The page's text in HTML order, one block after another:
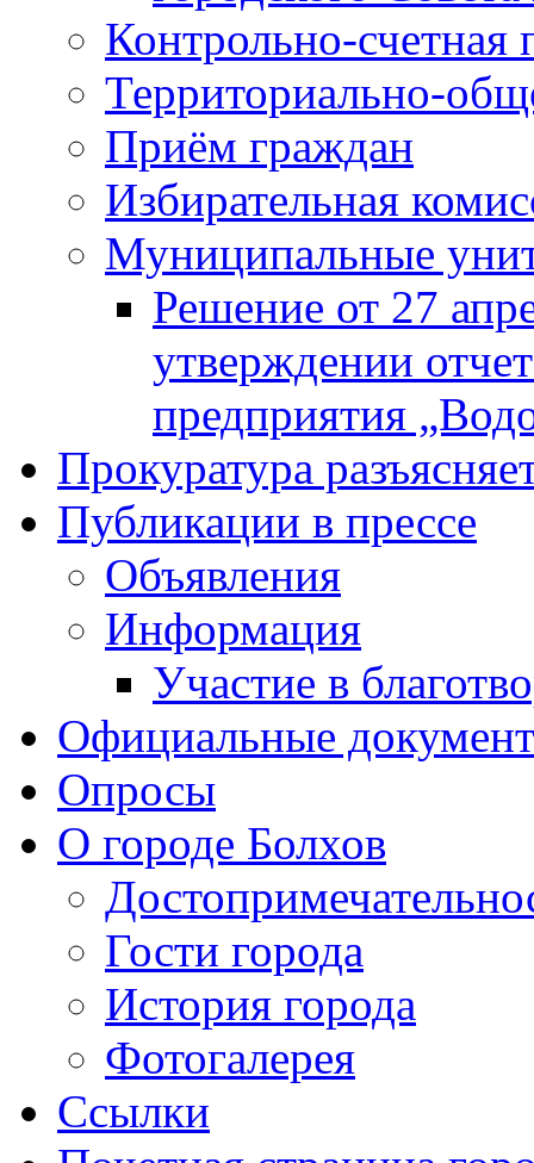
Контрольно-счетная
Территориально-
Приём граждан
Избирательная
Муниципальные
Решение от 27
утверждении
предприятия
Прокуратура
Публикации в прессе
Объявления
Информация
Участие в
Официальные
Опросы
О городе Болхов
Гости города
История города
Фотогалерея
Ссылки